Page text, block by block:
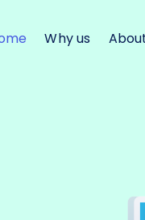
Why us